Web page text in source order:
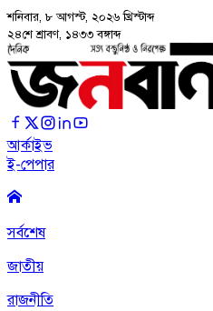
শনিবার, ৮ আগস্ট, ২০২৬ খ্রিস্টাব্দ
২৪শে শ্রাবণ, ১৪৩৩ বঙ্গাব্দ
আর্কাইভ
ই-পেপার
সর্বশেষ
জাতীয়
রাজনীতি